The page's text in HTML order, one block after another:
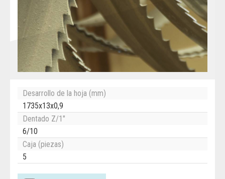
Desarrollo de la hoja (mm)
1735x13x0,9
Dentado Z/1"
6/10
Caja (piezas)
5